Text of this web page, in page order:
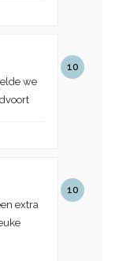
10
we
10
extra